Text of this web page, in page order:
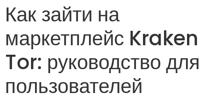
Как зайти на
маркетплейс Kraken
Tor: руководство для
пользователей